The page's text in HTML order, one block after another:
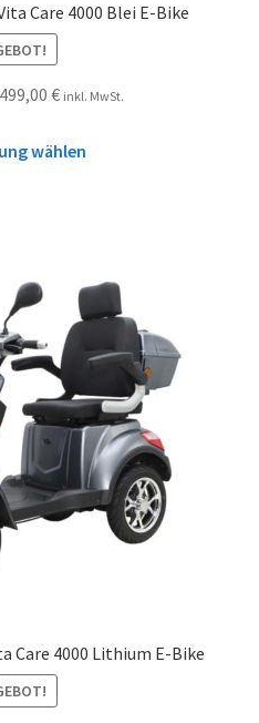
Care 4000 Blei E-Bike
€ inkl. MwSt.
wählen
Care 4000 Lithium E-Bike